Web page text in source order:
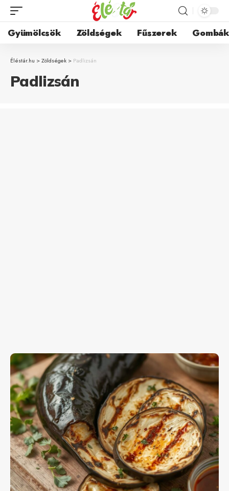
Gyümölcsök Zöldségek Fűszerek Gombák
Éléstár.hu >Zöldségek > Padlizsán
Padlizsán